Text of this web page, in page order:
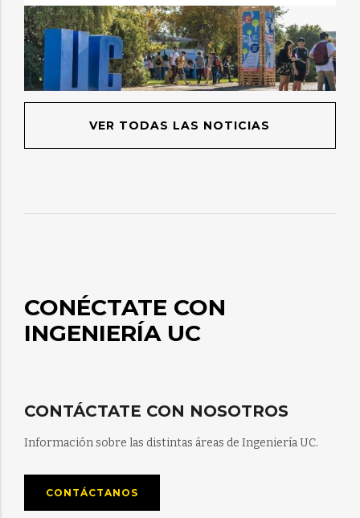
VER TODAS LAS NOTICIAS
CONÉCTATE CON
INGENIERÍA UC
CONTÁCTATE CON NOSOTROS
Información sobre las distintas áreas de Ingeniería UC.
CONTÁCTANOS